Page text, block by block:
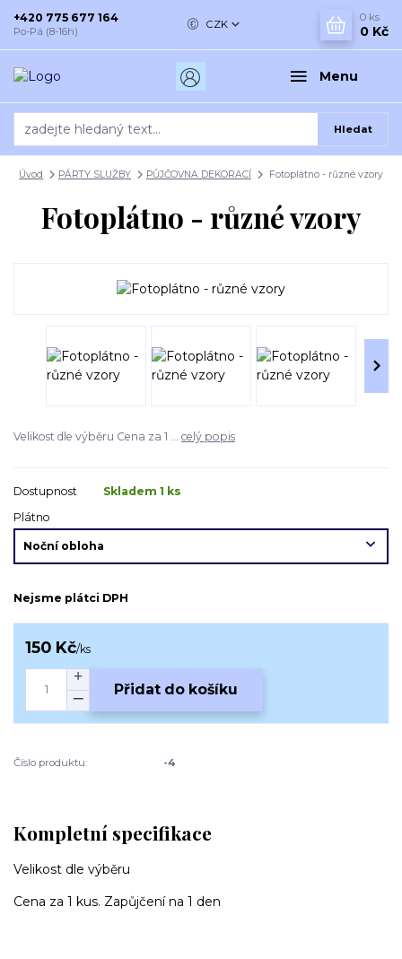
Menu
CZK
Hledat
+420 775 677 164
Po-Pá (8-16h)
0 ks
0 Kč
Úvod PÁRTY SLUŽBY PŮJČOVNA DEKORACÍ Fotoplátno - různé vzory
Fotoplátno - různé vzory
Velikost dle výběru Cena za 1 ... celý popis
Dostupnost
Skladem 1 ks
Plátno
Nejsme plátci DPH
150 Kč/ks
Přidat do košíku
Číslo produktu: -4
Kompletní specifikace
Velikost dle výběru
Cena za 1 kus. Zapůjčení na 1 den